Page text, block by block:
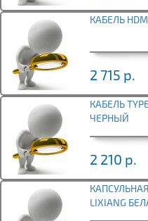
КАБЕЛЬ
2 715 р.
КАБЕЛЬ
ЧЕРНЫЙ
2 210 р.
LIXIANG